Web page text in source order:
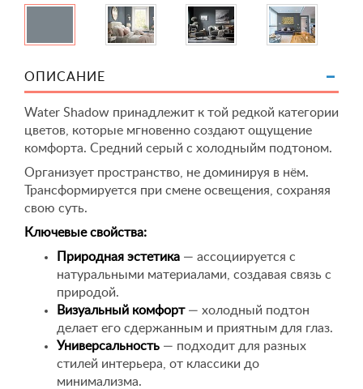
ОПИСАНИЕ
Water Shadow принадлежит к той редкой категории
цветов, которые мгновенно создают ощущение
комфорта. Средний серый с холодныйм подтоном.
Организует пространство, не доминируя в нём.
Трансформируется при смене освещения, сохраняя
свою суть.
Ключевые свойства:
Природная эстетика — ассоциируется с
натуральными материалами, создавая связь с
природой.
Визуальный комфорт— холодный подтон
делает его сдержанным и приятным для глаз.
Универсальность — подходит для разных
стилей интерьера, от классики до
минимализма.